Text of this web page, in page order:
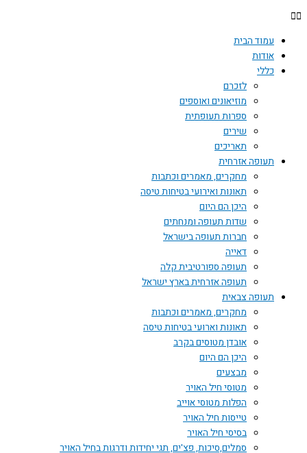
עמוד הבית
אודות
כללי
לזכרם
מוזיאונים ואוספים
ספרות תעופתית
שירים
תאריכים
תעופה אזרחית
מחקרים, מאמרים וכתבות
תאונות ואירועי בטיחות טיסה
היכן הם היום
שדות תעופה ומנחתים
חברות תעופה בישראל
דאייה
תעופה ספורטיבית קלה
תעופה אזרחית בארץ ישראל
תעופה צבאית
מחקרים, מאמרים וכתבות
תאונות וארועי בטיחות טיסה
אובדן מטוסים בקרב
היכן הם היום
מבצעים
מטוסי חיל האויר
הפלות מטוסי אוייב
טייסות חיל האויר
בסיסי חיל האויר
סמלים,סיכות, פצ'ים, תגי יחידות ודרגות בחיל האויר